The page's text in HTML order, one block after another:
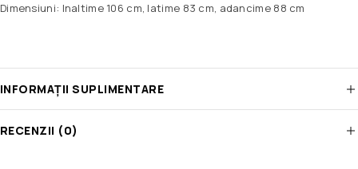
Dimensiuni: Inaltime 106 cm, latime 83 cm, adancime 88 cm
INFORMAȚII SUPLIMENTARE
RECENZII (0)